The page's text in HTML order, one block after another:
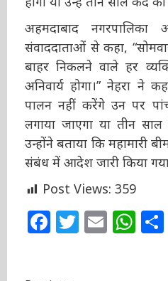
सकती है।
अहमदाबाद नगरपालिका
संवाददाताओं से कहा,
बाहर निकलने वाले हर
अनिवार्य होगा।” नेहरा ने
पालन नहीं करेंगे उन पर
लगाया जाएगा या तीन
उन्होंने बताया कि महामारी
इस संबंध में आदेश जारी किया
Post Views: 359
Facebook
Twitter
Email